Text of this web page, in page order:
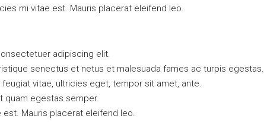
mi vitae est. Mauris placerat eleifend leo.
adipiscing elit.
senectus et netus et malesuada fames ac turpis egestas.
vitae, ultricies eget, tempor sit amet, ante.
quam egestas semper.
est. Mauris placerat eleifend leo.